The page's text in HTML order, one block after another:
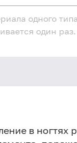
одного
один раз.
в ногтях